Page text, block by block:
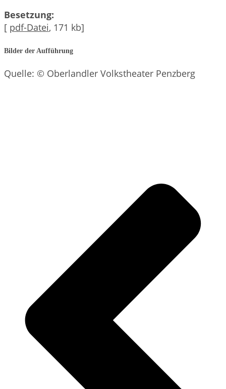
Besetzung:
[ pdf-Datei, 171 kb]
Bilder der Aufführung
Quelle: © Oberlandler Volkstheater Penzberg